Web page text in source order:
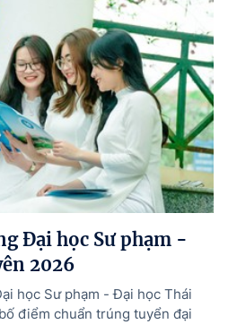
Đại học Sư phạm -
2026
học Sư phạm - Đại học Thái
điểm chuẩn trúng tuyển đại